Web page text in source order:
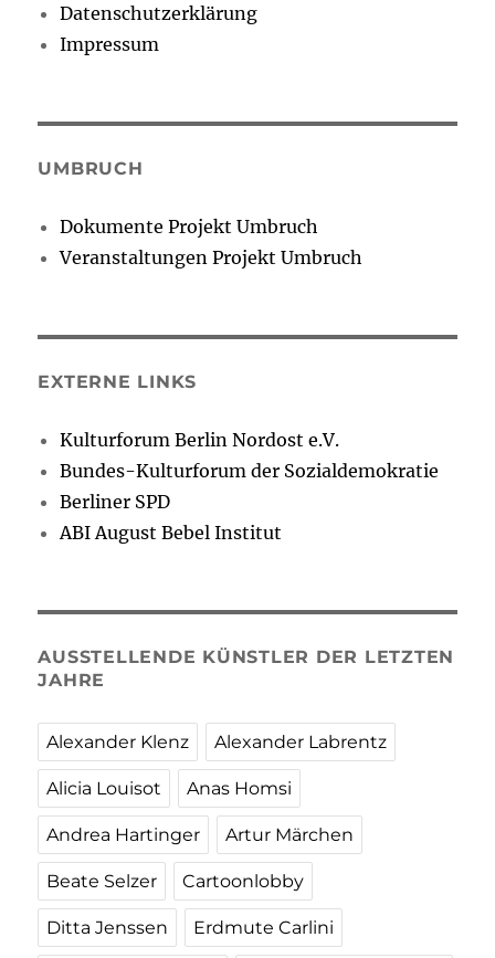
Datenschutzerklärung
Impressum
UMBRUCH
Dokumente Projekt Umbruch
Veranstaltungen Projekt Umbruch
EXTERNE LINKS
Kulturforum Berlin Nordost e.V.
Bundes-Kulturforum der Sozialdemokratie
Berliner SPD
ABI August Bebel Institut
AUSSTELLENDE KÜNSTLER DER LETZTEN
JAHRE
Alexander Klenz Alexander Labrentz
Alicia Louisot Anas Homsi
Andrea Hartinger Artur Märchen
Beate Selzer Cartoonlobby
Ditta Jenssen Erdmute Carlini